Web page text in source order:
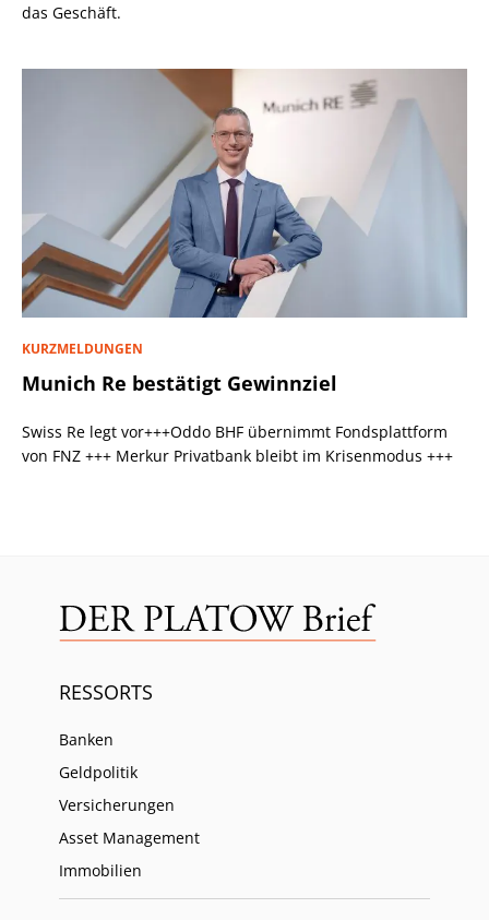
das Geschäft.
KURZMELDUNGEN
Munich Re bestätigt Gewinnziel
Swiss Re legt vor+++Oddo BHF übernimmt Fondsplattform
von FNZ +++ Merkur Privatbank bleibt im Krisenmodus +++
RESSORTS
Banken
Geldpolitik
Versicherungen
Asset Management
Immobilien